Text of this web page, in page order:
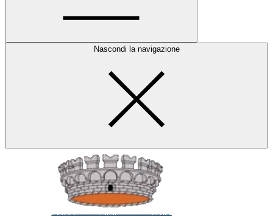
Nascondi la navigazione